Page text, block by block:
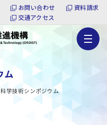
お問い合わせ
資料請求
交通アクセス
ム
学技術シンポジウム